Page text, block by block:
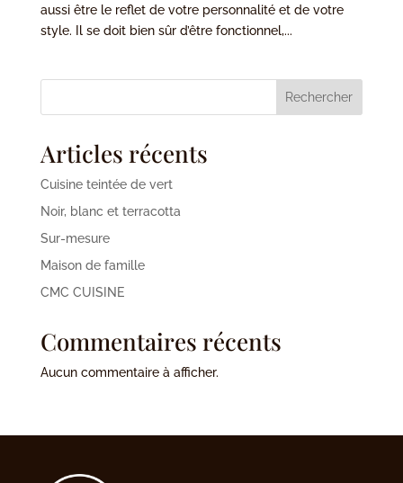
aussi être le reflet de votre personnalité et de votre
style. Il se doit bien sûr d’être fonctionnel,...
Rechercher
Articles récents
Cuisine teintée de vert
Noir, blanc et terracotta
Sur-mesure
Maison de famille
CMC CUISINE
Commentaires récents
Aucun commentaire à afficher.